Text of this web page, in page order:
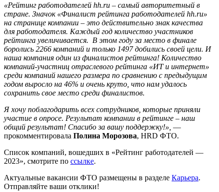
«Рейтинг работодателей hh.ru – самый авторитетный в
стране. Значок «Финалист рейтинга работодателей hh.ru»
на странице компании – это действительно знак качества
для работодателя. Каждый год количество участников
рейтинга увеличивается. В этом году за место в финале
боролись 2266 компаний и только 1497 добились своей цели. И
наша компания один из финалистов рейтинга! Количество
компаний-участниц отраслевого рейтинга «ИТ и интернет»
среди компаний нашего размера по сравнению с предыдущим
годом выросло на 46% и очень круто, что нам удалось
сохранить свое место среди финалистов.
Я хочу поблагодарить всех сотрудников, которые приняли
участие в опросе. Результат компании в рейтинге – наш
общий результат! Спасибо за вашу поддержку!», —
прокомментировала Полина Морозова, HRD ФТО.
Список компаний, вошедших в «Рейтинг работодателей —
2023», смотрите по ссылке.
Актуальные вакансии ФТО размещены в разделе Карьера.
Отправляйте ваши отклики!